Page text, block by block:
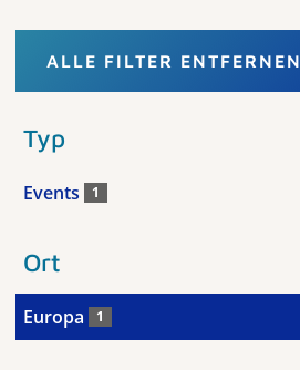
ALLE FILTER ENTFERNEN
Typ
Events 1
Ort
Europa 1